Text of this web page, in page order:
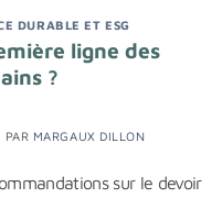
DURABLE ET ESG
ligne des
?
PAR MARGAUX DILLON
sur le devoir